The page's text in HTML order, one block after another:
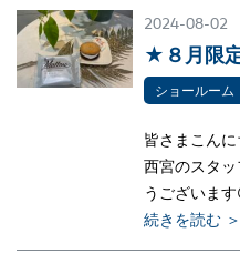
2024-08-02
★８月限
ショールーム
皆さまこん
西宮のスタ
うございま
続きを読む ＞